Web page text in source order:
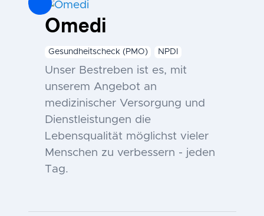
Omedi
Gesundheitscheck (PMO) NPDI
Unser Bestreben ist es, mit
unserem Angebot an
medizinischer Versorgung und
Dienstleistungen die
Lebensqualität möglichst vieler
Menschen zu verbessern - jeden
Tag.